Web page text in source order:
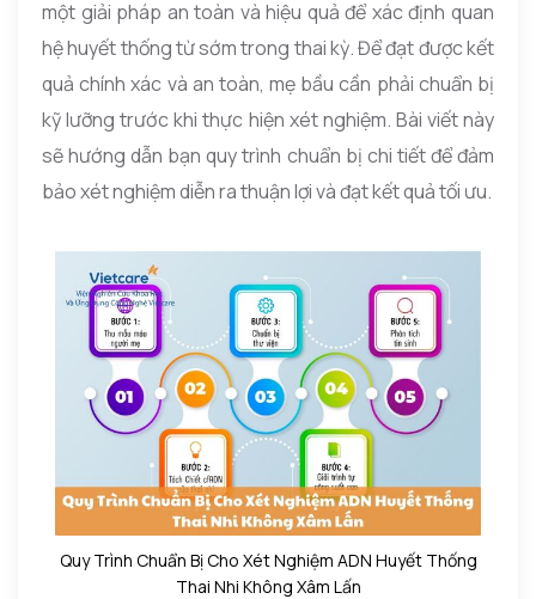
một giải pháp an toàn và hiệu quả để xác định quan
hệ huyết thống từ sớm trong thai kỳ. Để đạt được kết
quả chính xác và an toàn, mẹ bầu cần phải chuẩn bị
kỹ lưỡng trước khi thực hiện xét nghiệm. Bài viết này
sẽ hướng dẫn bạn quy trình chuẩn bị chi tiết để đảm
bảo xét nghiệm diễn ra thuận lợi và đạt kết quả tối ưu.
Quy Trình Chuẩn Bị Cho Xét Nghiệm ADN Huyết Thống
Thai Nhi Không Xâm Lấn